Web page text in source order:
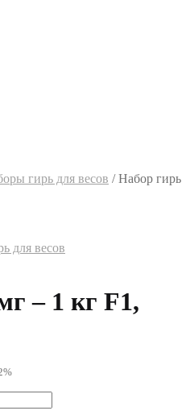
гирь для весов /Набор гирь
для весов
– 1 кг F1,